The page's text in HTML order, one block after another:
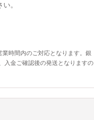
。
時間内のご対応となります。銀
入金ご確認後の発送となりますの